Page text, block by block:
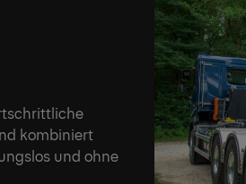
kombiniert
und ohne